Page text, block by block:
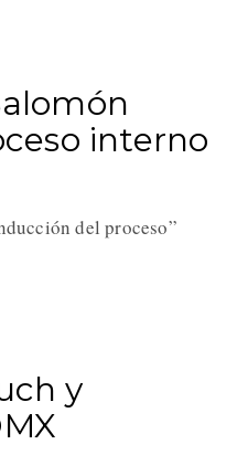
interno
del proceso”
y